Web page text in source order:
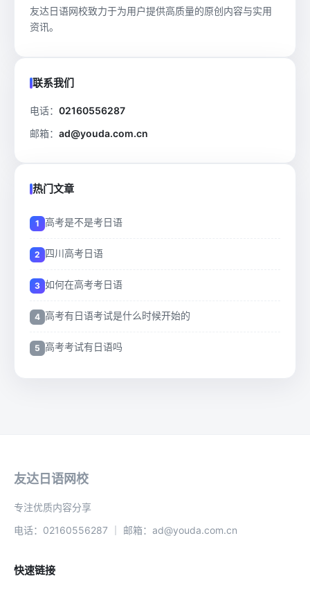
友达日语网校致力于为用户提供高质量的原创内容与实用
资讯。
联系我们
电话： 02160556287
邮箱： ad@youda.com.cn
热门文章
高考是不是考日语
四川高考日语
如何在高考考日语
高考有日语考试是什么时候开始的
高考考试有日语吗
友达日语网校
专注优质内容分享
电话：02160556287 ｜ 邮箱：ad@youda.com.cn
快速链接